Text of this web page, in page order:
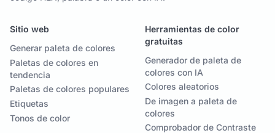
Sitio web
Generar paleta de colores
Paletas de colores en
tendencia
Paletas de colores populares
Etiquetas
Tonos de color
Herramientas de color
gratuitas
Generador de paleta de
colores con IA
Colores aleatorios
De imagen a paleta de
colores
Comprobador de Contraste